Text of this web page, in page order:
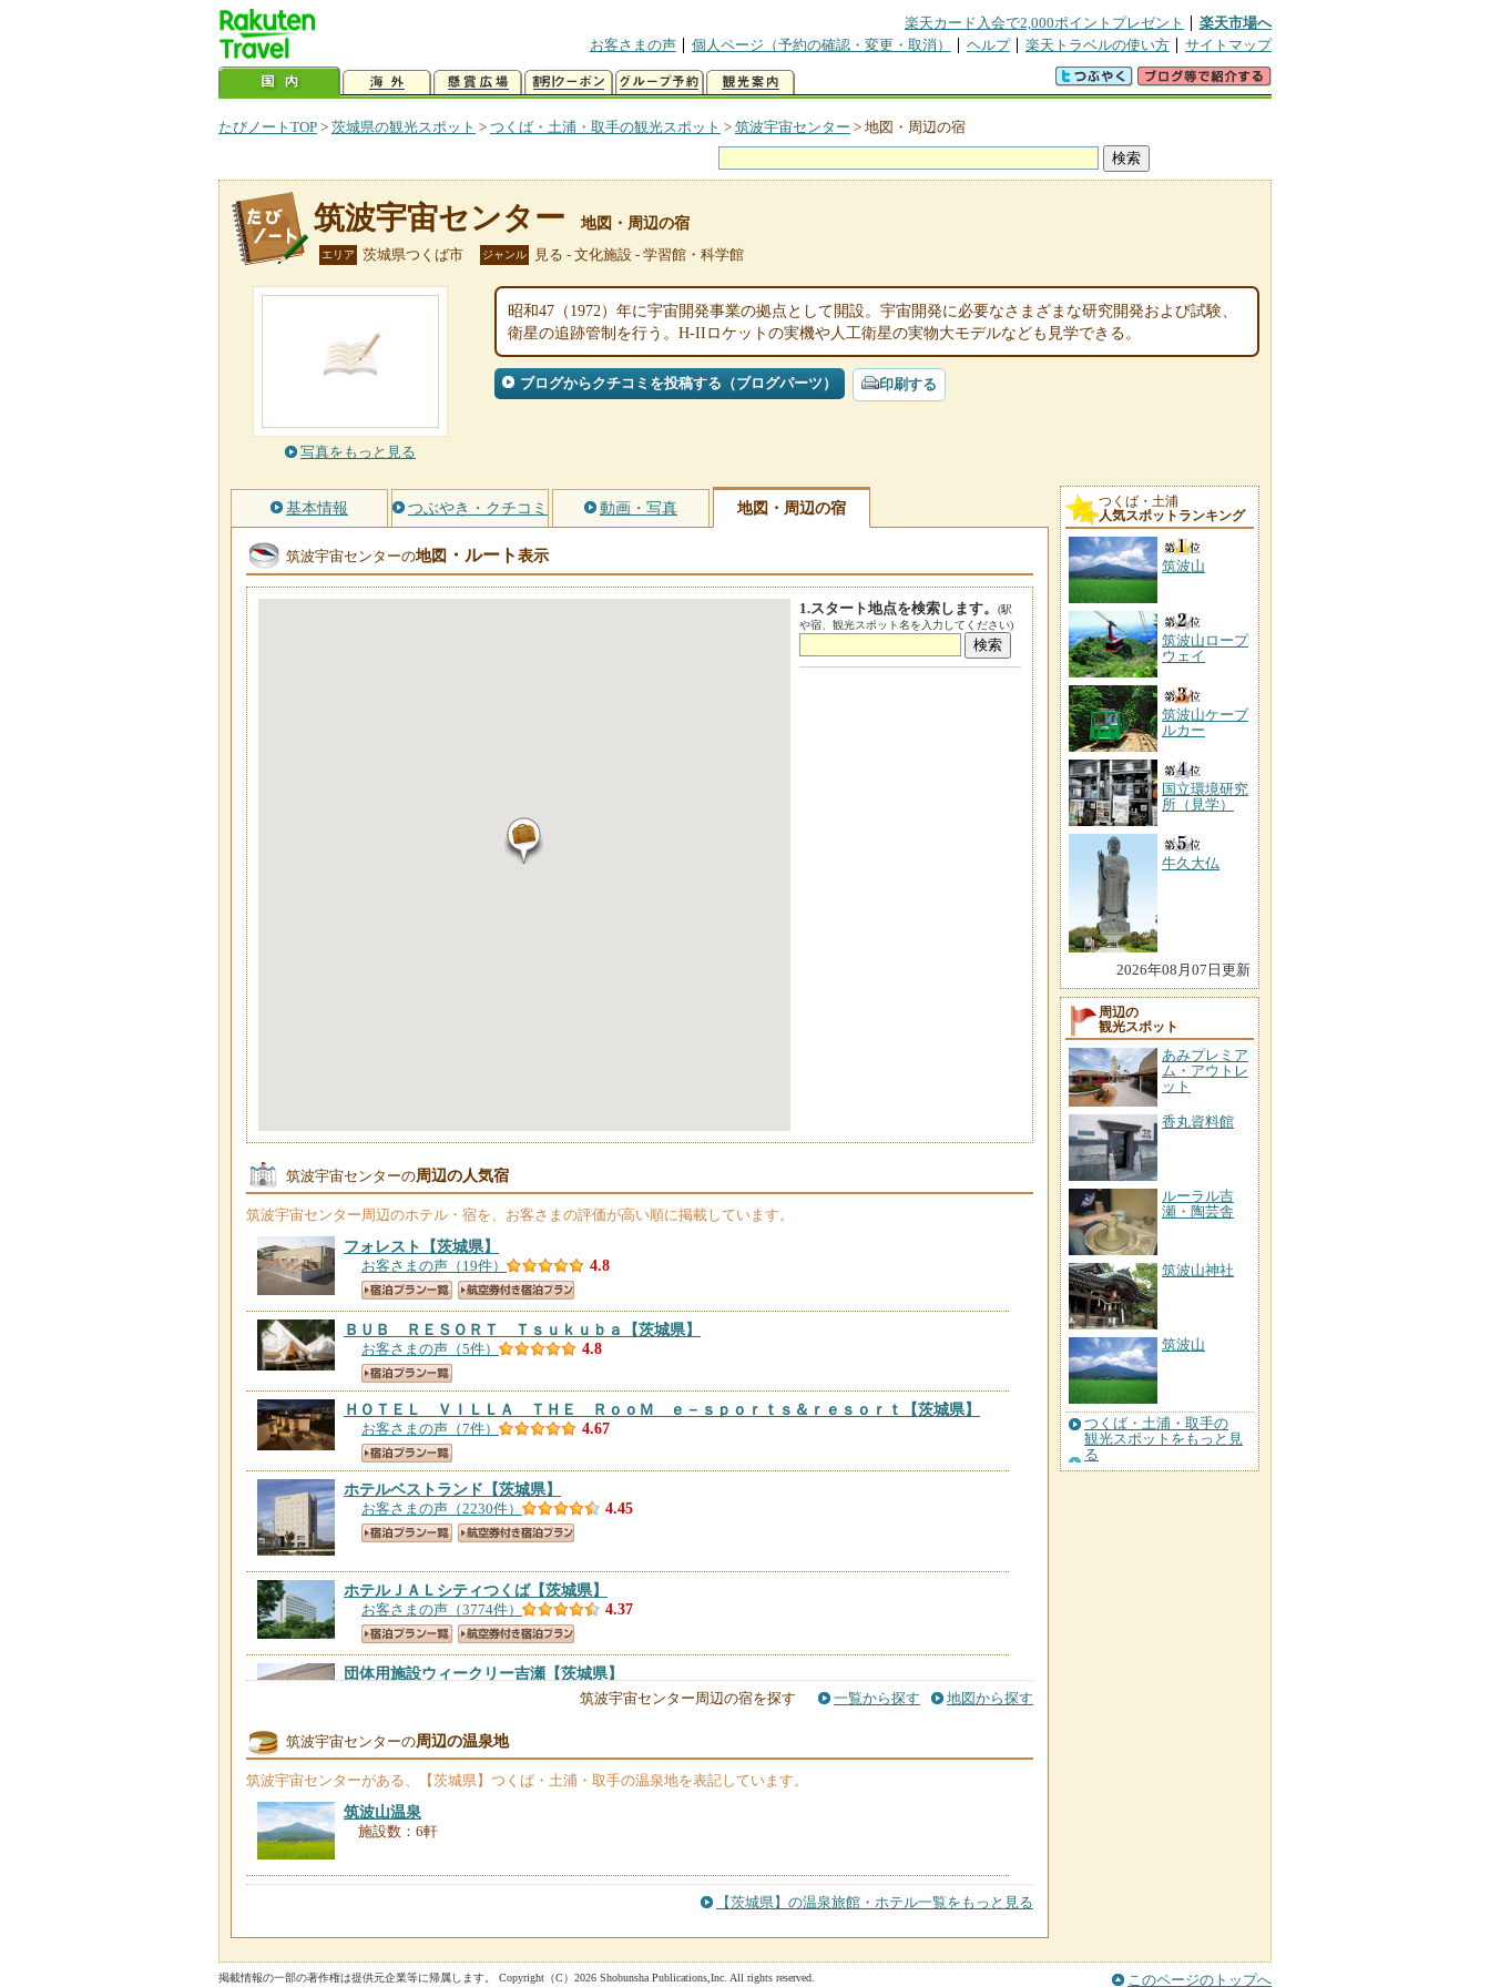
楽天カード入会で2,000ポイントプレゼント
楽天市場へ
お客さまの声
個人ページ（予約の確認・変更・取消） ヘルプ 楽天トラベルの使い方 サイトマップ
たびノートTOP > 茨城県の観光スポット > つくば・土浦・取手の観光スポット > 筑波宇宙センター > 地図・周辺の宿
筑波宇宙センター 地図・周辺の宿
エリア 茨城県つくば市 ジャンル 見る - 文化施設 - 学習館・科学館
写真をもっと見る
昭和47（1972）年に宇宙開発事業の拠点として開設。宇宙開発に必要なさまざまな研究開発および試験、
衛星の追跡管制を行う。H-IIロケットの実機や人工衛星の実物大モデルなども見学できる。
ブログからクチコミを投稿する（ブログパーツ） 印刷する
基本情報 つぶやき・クチコミ 動画・写真 地図・周辺の宿
筑波宇宙センターの地図 ・ルート表示
1.スタート地点を検索します。
(駅
や宿、観光スポット名を入力してください)
筑波宇宙センターの周辺の人気宿
筑波宇宙センター周辺のホテル・宿を、お客さまの評価が高い順に掲載しています。
フォレスト 【茨城県】
お客さまの声（19件） 4.8
ＢＵＢ ＲＥＳＯＲＴ Ｔｓｕｋｕｂａ 【茨城県】
お客さまの声（5件） 4.8
ＨＯＴＥＬ ＶＩＬＬＡ ＴＨＥ ＲｏｏＭ ｅ－ｓｐｏｒｔｓ＆ｒｅｓｏｒｔ 【茨城県】
お客さまの声（7件） 4.67
ホテルベストランド 【茨城県】
お客さまの声（2230件） 4.45
ホテルＪＡＬシティつくば【茨城県】
お客さまの声（3774件） 4.37
団体用施設ウィークリー吉瀬 【茨城県】
4.33
ダイワロイネットホテルつくば【茨城県】
お客さまの声（3451件） 4.26
「街なかの隠れ家」備長炭の湯 ホテルつくばヒルズ学園西大通り店（ＢＢＨホテルグルー
お客さまの声（1187件） 4.18
旅館梅屋【茨城県】
筑波宇宙センター周辺の宿を探す 一覧から探す 地図から探す
筑波宇宙センターの周辺の温泉地
筑波宇宙センターがある、【茨城県】つくば・土浦・取手の温泉地を表記しています。
筑波山温泉
施設数：6軒
【茨城県】の温泉旅館・ホテル一覧をもっと見る
つくば・土浦
人気スポットランキング
筑波山
筑波山ロープ
ウェイ
筑波山ケーブ
ルカー
国立環境研究
所（見学）
牛久大仏
2026年08月07日更新
周辺の
観光スポット
あみプレミア
ム・アウトレ
ット
香丸資料館
ルーラル吉
瀬・陶芸舎
筑波山神社
筑波山
つくば・土浦・取手の
観光スポットをもっと見
る
掲載情報の一部の著作権は提供元企業等に帰属します。 Copyright（C）2026 Shobunsha Publications,Inc. All rights reserved. このページのトップへ